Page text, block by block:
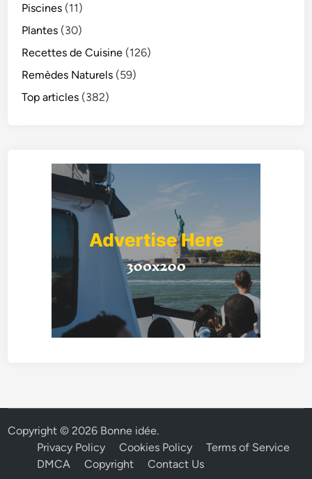
Piscines (11)
Plantes (30)
Recettes de Cuisine (126)
Remèdes Naturels (59)
Top articles (382)
Copyright © 2026 Bonne idée.
Privacy Policy
Cookies Policy
Terms of Service
DMCA
Copyright Contact Us